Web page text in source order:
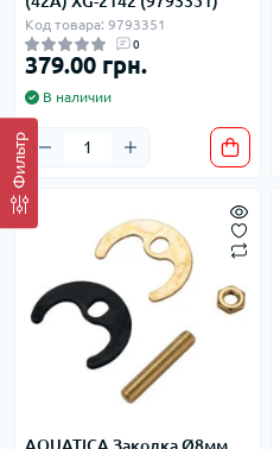
Фильтр
Код товара: 9793351
0
379.00 грн.
В наличии